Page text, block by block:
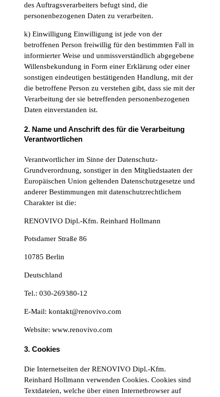
des Auftragsverarbeiters befugt sind, die
personenbezogenen Daten zu verarbeiten.
k) Einwilligung Einwilligung ist jede von der
betroffenen Person freiwillig für den bestimmten Fall in
informierter Weise und unmissverständlich abgegebene
Willensbekundung in Form einer Erklärung oder einer
sonstigen eindeutigen bestätigenden Handlung, mit der
die betroffene Person zu verstehen gibt, dass sie mit der
Verarbeitung der sie betreffenden personenbezogenen
Daten einverstanden ist.
2. Name und Anschrift des für die Verarbeitung
Verantwortlichen
Verantwortlicher im Sinne der Datenschutz-
Grundverordnung, sonstiger in den Mitgliedstaaten der
Europäischen Union geltenden Datenschutzgesetze und
anderer Bestimmungen mit datenschutzrechtlichem
Charakter ist die:
RENOVIVO Dipl.-Kfm. Reinhard Hollmann
Potsdamer Straße 86
10785 Berlin
Deutschland
Tel.: 030-269380-12
E-Mail: kontakt@renovivo.com
Website: www.renovivo.com
3. Cookies
Die Internetseiten der RENOVIVO Dipl.-Kfm.
Reinhard Hollmann verwenden Cookies. Cookies sind
Textdateien, welche über einen Internetbrowser auf